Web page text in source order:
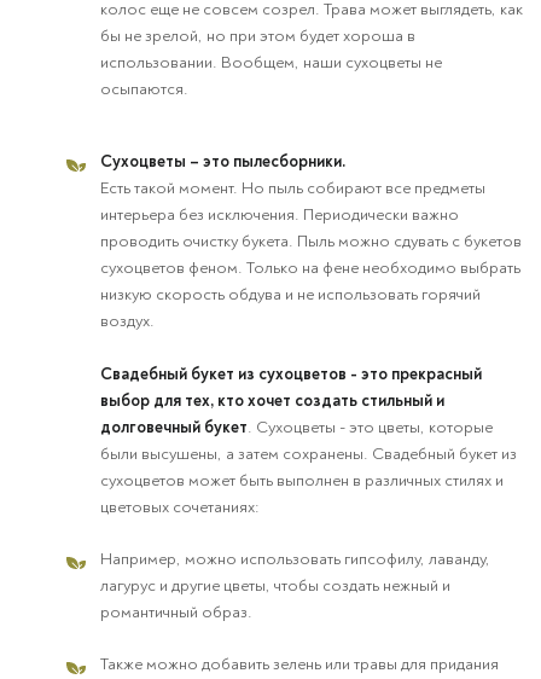
колос еще не совсем созрел. Трава может выглядеть, как
бы не зрелой, но при этом будет хороша в
использовании. Вообщем, наши сухоцветы не
осыпаются.
Сухоцветы – это пылесборники.
Есть такой момент. Но пыль собирают все предметы
интерьера без исключения. Периодически важно
проводить очистку букета. Пыль можно сдувать с букетов
сухоцветов феном. Только на фене необходимо выбрать
низкую скорость обдува и не использовать горячий
воздух.
Свадебный букет из сухоцветов - это прекрасный
выбор для тех, кто хочет создать стильный и
долговечный букет. Сухоцветы - это цветы, которые
были высушены, а затем сохранены. Свадебный букет из
сухоцветов может быть выполнен в различных стилях и
цветовых сочетаниях:
Например, можно использовать гипсофилу, лаванду,
лагурус и другие цветы, чтобы создать нежный и
романтичный образ.
Также можно добавить зелень или травы для придания